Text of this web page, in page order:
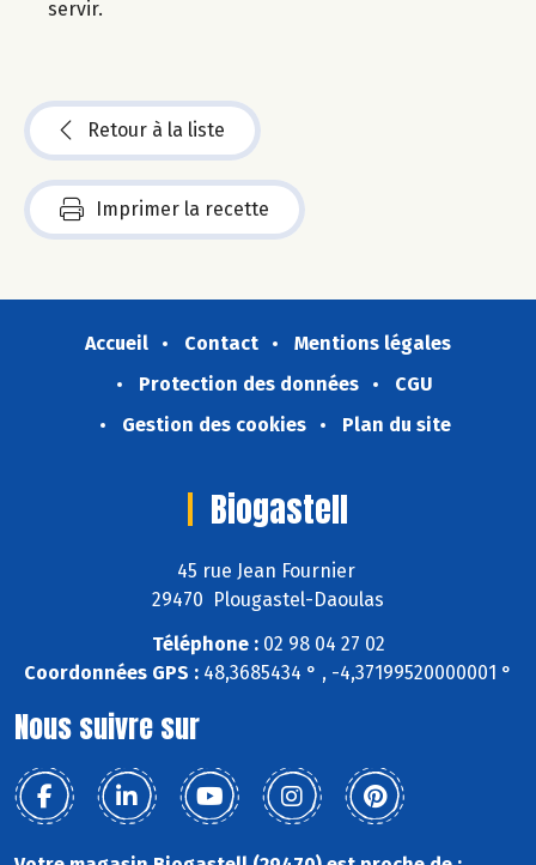
servir.
Retour à la liste
Imprimer la recette
Accueil Contact
Mentions légales
Protection des données
CGU
Gestion des cookies
Plan du site
Biogastell
45 rue Jean Fournier
29470 Plougastel-Daoulas
Téléphone :02 98 04 27 02
Coordonnées GPS : 48,3685434 ° , -4,37199520000001 °
Nous suivre sur